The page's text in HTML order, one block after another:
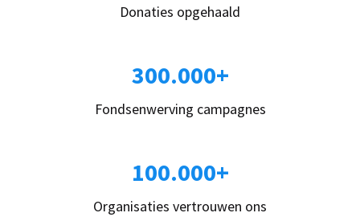
Donaties opgehaald
300.000+
Fondsenwerving campagnes
100.000+
Organisaties vertrouwen ons